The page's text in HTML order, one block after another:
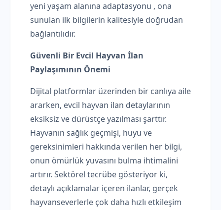
yeni yaşam alanına adaptasyonu , ona
sunulan ilk bilgilerin kalitesiyle doğrudan
bağlantılıdır.
Güvenli Bir Evcil Hayvan İlan
Paylaşımının Önemi
Dijital platformlar üzerinden bir canlıya aile
ararken, evcil hayvan ilan detaylarının
eksiksiz ve dürüstçe yazılması şarttır.
Hayvanın sağlık geçmişi, huyu ve
gereksinimleri hakkında verilen her bilgi,
onun ömürlük yuvasını bulma ihtimalini
artırır. Sektörel tecrübe gösteriyor ki,
detaylı açıklamalar içeren ilanlar, gerçek
hayvanseverlerle çok daha hızlı etkileşim